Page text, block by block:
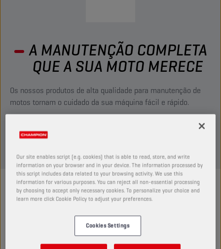
A MANUTENÇÃO COMPLETA
QUE A SUA MOTO MERECE
Os nossos produtos de alta qualidade para manutenção de
motos tornam o cuidado da sua máquina fácil e rápido.
usam os nossos produtos para manter as suas motos em
INSTRUÇÕES
LIMPAR A CORREIA DA SUA MOTO
Quer gastar menos tempo a limpar e mais tempo a
Os nossos produtos de alta qualidade para manutenção
Our site enables script (e.g. cookies) that is able to read, store, and write
information on your browser and in your device. The information processed by
this script includes data related to your browsing activity. We use this
information for various purposes. You can reject all non-essential processing
by choosing to accept only necessary cookies. To personalize your choice and
learn more click Cookie Policy to adjust your preferences.
Cookies Settings